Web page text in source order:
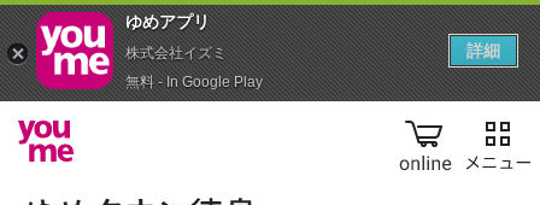
online
ゆめアプ‪リ‬
株式会社イズミ
無料 - In Google Play
詳細